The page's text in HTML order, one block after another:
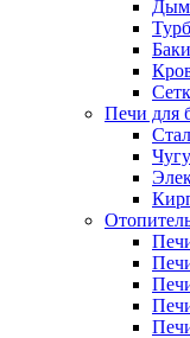
Баки
Печи для